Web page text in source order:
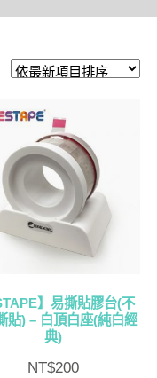
】易撕貼膠台(不
貼) – 白頂白座(純白經
典)
NT$200